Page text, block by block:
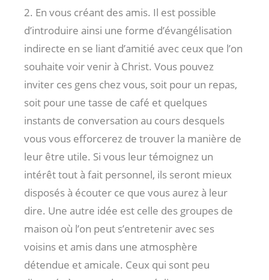
2. En vous créant des amis. Il est possible
d’introduire ainsi une forme d’évangélisation
indirecte en se liant d’amitié avec ceux que l’on
souhaite voir venir à Christ. Vous pouvez
inviter ces gens chez vous, soit pour un repas,
soit pour une tasse de café et quelques
instants de conversation au cours desquels
vous vous efforcerez de trouver la manière de
leur être utile. Si vous leur témoignez un
intérêt tout à fait personnel, ils seront mieux
disposés à écouter ce que vous aurez à leur
dire. Une autre idée est celle des groupes de
maison où l’on peut s’entretenir avec ses
voisins et amis dans une atmosphère
détendue et amicale. Ceux qui sont peu